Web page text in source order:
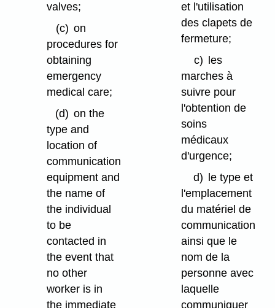
valves;
(c) on
procedures for
obtaining
emergency
medical care;
(d) on the
type and
location of
communication
equipment and
the name of
the individual
to be
contacted in
the event that
no other
worker is in
the immediate
et l'utilisation
des clapets de
fermeture;
c)
les
marches à
suivre pour
l'obtention de
soins
médicaux
d'urgence;
d) le type et
l'emplacement
du matériel de
communication
ainsi que le
nom de la
personne avec
laquelle
communiquer